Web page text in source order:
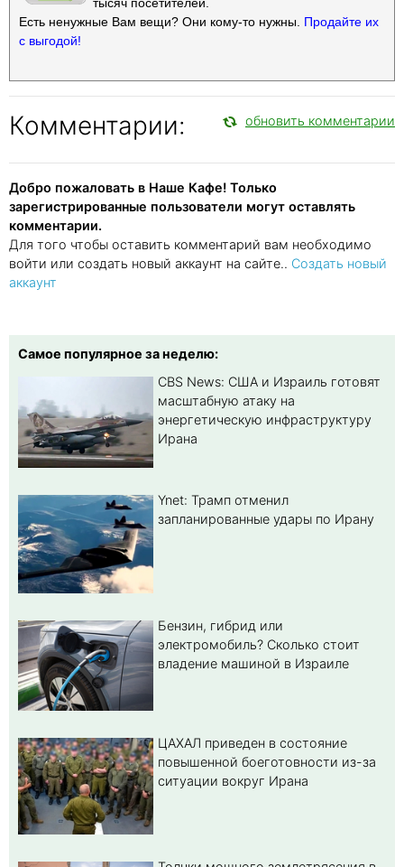
Есть ненужные Вам вещи? Они кому-то нужны. Продайте их
с выгодой!
Комментарии: обновить комментарии
Добро пожаловать в Наше Кафе! Только
зарегистрированные пользователи могут оставлять
комментарии.
Для того чтобы оставить комментарий вам необходимо
войти или создать новый аккаунт на сайте.. Создать новый
аккаунт
Самое популярное за неделю:
CBS News: США и Израиль готовят
масштабную атаку на
энергетическую инфраструктуру
Ирана
Ynet: Трамп отменил
запланированные удары по Ирану
Бензин, гибрид или
электромобиль? Cколько стоит
владение машиной в Израиле
ЦАХАЛ приведен в состояние
повышенной боеготовности из-за
ситуации вокруг Ирана